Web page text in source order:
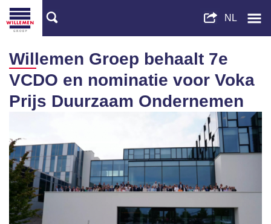
Willemen Groep behaalt 7e
VCDO en nominatie voor Voka
Prijs Duurzaam Ondernemen